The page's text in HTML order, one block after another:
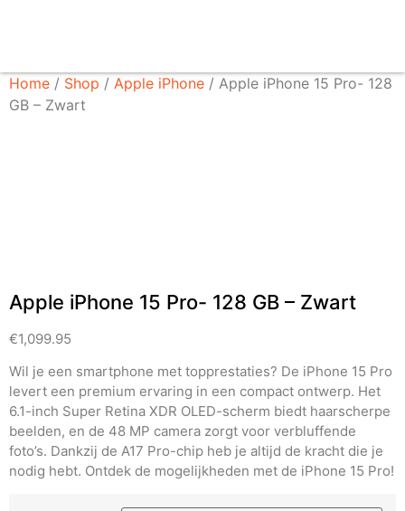
Home / Shop / Apple iPhone / Apple iPhone 15 Pro- 128
GB – Zwart
Apple iPhone 15 Pro- 128 GB – Zwart
€1,099.95
Wil je een smartphone met topprestaties? De iPhone 15 Pro
levert een premium ervaring in een compact ontwerp. Het
6.1-inch Super Retina XDR OLED-scherm biedt haarscherpe
beelden, en de 48 MP camera zorgt voor verbluffende
foto’s. Dankzij de A17 Pro-chip heb je altijd de kracht die je
nodig hebt. Ontdek de mogelijkheden met de iPhone 15 Pro!